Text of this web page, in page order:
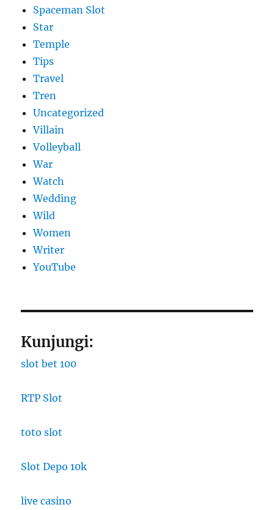
Spaceman Slot
Star
Temple
Tips
Travel
Tren
Uncategorized
Villain
Volleyball
War
Watch
Wedding
Wild
Women
Writer
YouTube
Kunjungi:
slot bet 100
RTP Slot
toto slot
Slot Depo 10k
live casino